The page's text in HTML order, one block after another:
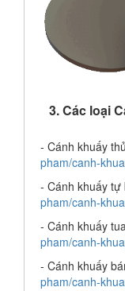
3. Các loại
- Cánh khuấy
pham/canh-
- Cánh khuấy tự
pham/canh-
- Cánh khuấy
pham/canh-
- Cánh khuấy
pham/canh-